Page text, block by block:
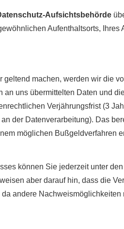
Aufsichtsbehörde
Aufenthaltsorts,
machen, werden wir die
uns übermittelten Daten und
Verjährungsfrist (3
der Datenverarbeitung). Das
möglichen Bußgeldverfahren
können Sie jederzeit unter
aber darauf hin, dass die
andere